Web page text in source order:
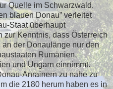
Quelle im Schwarzwald.
blauen Donau” verleitet
Staat überhaupt
zur Kenntnis, dass Österreich
der Donaulänge nur den
Rumänien,
und Ungarn einnimmt.
Anrainern zu nahe zu
die 2180 herum haben es in